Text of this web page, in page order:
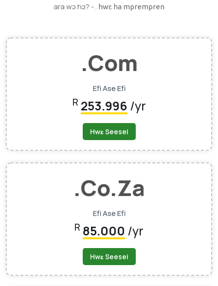
ara wɔ hɔ? - . hwɛ ha mprempren
.Com
Efi Ase Efi
R 253.996 /yr
Hwɛ Seesei
.co.za
Efi Ase Efi
R 85.000 /yr
Hwɛ Seesei